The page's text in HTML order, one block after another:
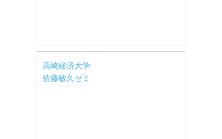
高崎経済大学
佐藤敏久ゼミ